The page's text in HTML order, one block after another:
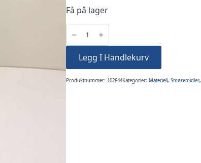
Få på lager
Oljekanne
Messingspiss
Symaskin
Legg I Handlekurv
Produktnummer: 102844Kategorier: Materiell, Smøremidler,